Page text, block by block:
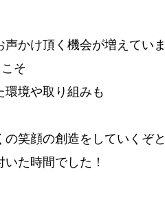
かけ頂く機会が増えてい
そ
環境や取り組みも
笑顔の創造をしていくぞ
た時間でした！